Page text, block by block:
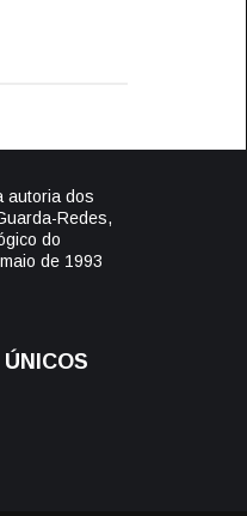
autoria dos
Redes,
do
de 1993